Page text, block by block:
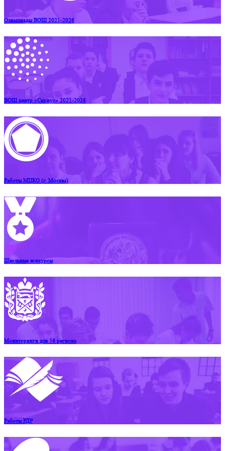
Олимпиады ВОШ 2021-2026
ВОШ центр «Сириус» 2021-2026
Работы МЦКО (г. Москва)
Школьные конкурсы
Мониторинги для 56 региона
Работы РДР